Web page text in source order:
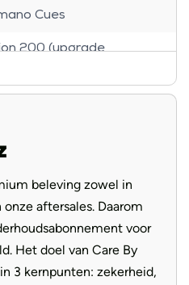
Touring beschikt over de
motor, met een koppel tot 85
de combinatie met het
fiets traploos en vloeiend,
met trappen. Ideaal voor
ritten in heuvelachtig
Cues
200 (upgrade
M99 Mini Pro-25
Super Moto-X 62-
Reflex
AV21
Fox AWL 34, Air,
beleving zowel in
aftersales. Daarom
voor
Het doel van Care By
3 kernpunten: zekerheid,